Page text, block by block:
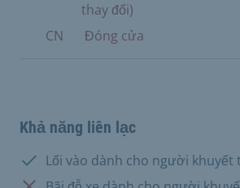
thay đổi)
CN
Đóng cửa
Khả năng liên lạc
Có: Lối vào dành cho người khuyết